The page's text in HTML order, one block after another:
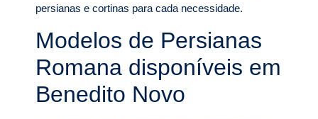
persianas e cortinas para cada necessidade.
Modelos de Persianas
Romana disponíveis em
Benedito Novo